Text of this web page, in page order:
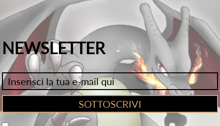
NEWSLETTER